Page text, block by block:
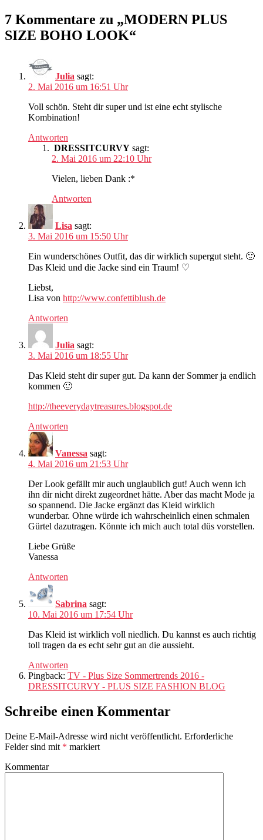
7 Kommentare zu „MODERN PLUS
SIZE BOHO LOOK“
Julia sagt:
2. Mai 2016 um 16:51 Uhr
Voll schön. Steht dir super und ist eine echt stylische
Kombination!
Antworten
DRESSITCURVY sagt:
2. Mai 2016 um 22:10 Uhr
Vielen, lieben Dank :*
Antworten
Lisa sagt:
3. Mai 2016 um 15:50 Uhr
Ein wunderschönes Outfit, das dir wirklich supergut steht. 🙂
Das Kleid und die Jacke sind ein Traum! ♡
Liebst,
Lisa von http://www.confettiblush.de
Antworten
Julia sagt:
3. Mai 2016 um 18:55 Uhr
Das Kleid steht dir super gut. Da kann der Sommer ja endlich
kommen 🙂
http://theeverydaytreasures.blogspot.de
Antworten
Vanessa sagt:
4. Mai 2016 um 21:53 Uhr
Der Look gefällt mir auch unglaublich gut! Auch wenn ich
ihn dir nicht direkt zugeordnet hätte. Aber das macht Mode ja
so spannend. Die Jacke ergänzt das Kleid wirklich
wunderbar. Ohne würde ich wahrscheinlich einen schmalen
Gürtel dazutragen. Könnte ich mich auch total düs vorstellen.
Liebe Grüße
Vanessa
Antworten
Sabrina sagt:
10. Mai 2016 um 17:54 Uhr
Das Kleid ist wirklich voll niedlich. Du kannst es auch richtig
toll tragen da es echt sehr gut an die aussieht.
Antworten
Pingback: TV - Plus Size Sommertrends 2016 -
DRESSITCURVY - PLUS SIZE FASHION BLOG
Schreibe einen Kommentar
Deine E-Mail-Adresse wird nicht veröffentlicht. Erforderliche
Felder sind mit * markiert
Kommentar